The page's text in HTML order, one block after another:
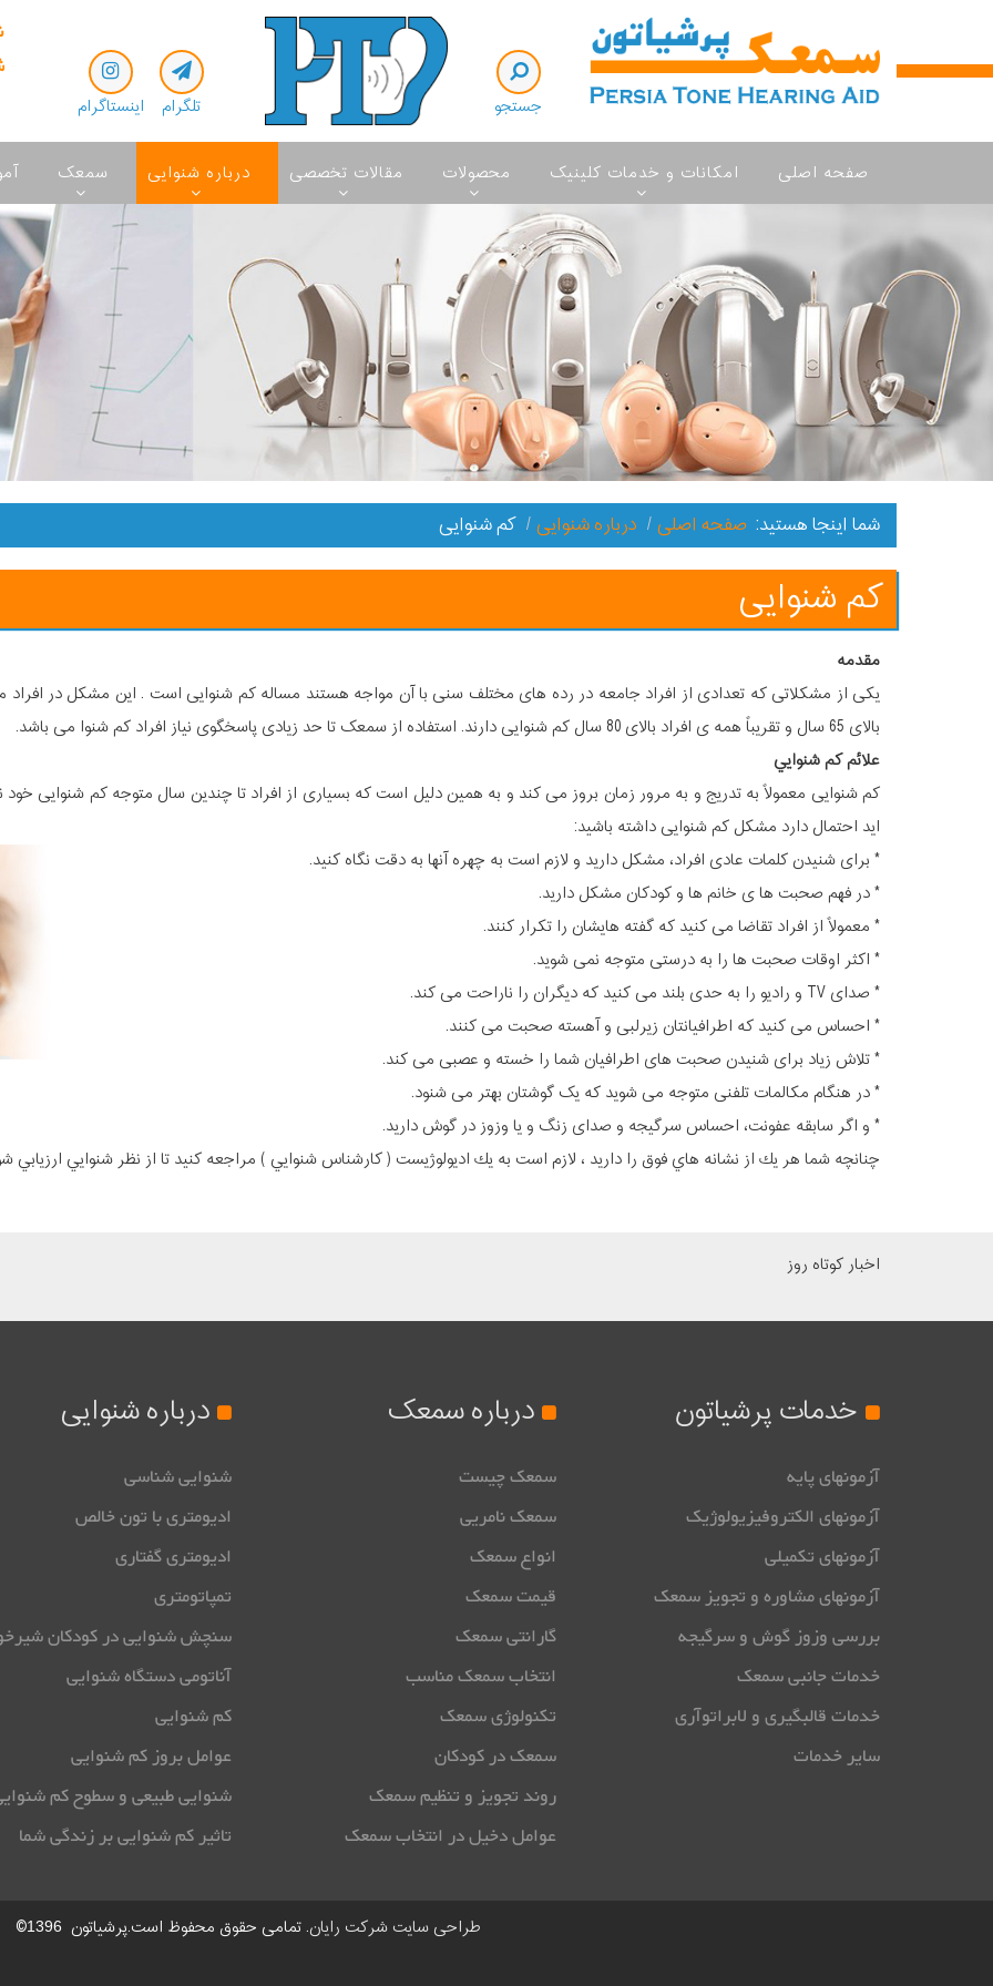
جستجو تلگرام اینستاگرام
صفحه اصلی امکانات و خدمات کلینیک محصولات مقالات تخصصی درباره شنوایی سمعک
شما اینجا هستید: صفحه اصلی درباره شنوایی کم شنوایی
کم شنوایی
مقدمه
یکی از مشکلاتی که تعدادی از افراد جامعه در رده های مختلف سنی با آن مواجه هستند مساله کم شنوایی است . این مشکل در
بالای 65 سال و تقریباً همه ی افراد بالای 80 سال کم شنوایی دارند. استفاده از سمعک تا حد زیادی پاسخگوی نیاز افراد کم شنوا می باشد.
علائم کم شنوايي
کم شنوایی معمولاً به تدریج و به مرور زمان بروز می کند و به همین دلیل است که بسیاری از افراد تا چندین سال متوجه کم شنوایی خود
اید احتمال دارد مشکل کم شنوایی داشته باشید:
* برای شنیدن کلمات عادی افراد، مشکل دارید و لازم است به چهره آنها به دقت نگاه کنید.
* در فهم صحبت ها ی خانم ها و کودکان مشکل دارید.
* معمولاً از افراد تقاضا می کنید که گفته هایشان را تکرار کنند.
* اکثر اوقات صحبت ها را به درستی متوجه نمی شوید.
* صدای TV و رادیو را به حدی بلند می کنید که دیگران را ناراحت می کند.
* احساس می کنید که اطرافیانتان زیرلبی و آهسته صحبت می کنند.
* تلاش زیاد برای شنیدن صحبت های اطرافیان شما را خسته و عصبی می کند.
* در هنگام مکالمات تلفنی متوجه می شوید که یک گوشتان بهتر می شنود.
* و اگر سابقه عفونت، احساس سرگیجه و صدای زنگ و یا وزوز در گوش دارید.
چنانچه شما هر يك از نشانه هاي فوق را داريد ، لازم است به يك اديولوژيست ( كارشناس شنوايي )‌ مراجعه كنيد تا از نظر شنوايي ارزيابي
اخبار کوتاه روز
خدمات پرشیاتون
آزمونهای پایه
آزمونهای الکتروفیزیولوژیک
آزمونهای تکمیلی
آزمونهای مشاوره و تجویز سمعک
بررسی وزوز گوش و سرگیجه
خدمات جانبی سمعک
خدمات قالبگیری و لابراتوآری
سایر خدمات
درباره سمعک
سمعک چیست
سمعک نامریی
انواع سمعک
قیمت سمعک
گارانتی سمعک
انتخاب سمعک مناسب
تکنولوژی سمعک
سمعک در کودکان
روند تجویز و تنظیم سمعک
عوامل دخیل در انتخاب سمعک
درباره شنوایی
شنوایی شناسی
ادیومتری با تون خالص
ادیومتری گفتاری
تمپاتومتری
سنچش شنوایی در کودکان
آناتومی دستگاه شنوایی
کم شنوایی
عوامل بروز کم شنوایی
شنوایی طبیعی و سطوح کم
تاثیر کم شنوایی بر زندگی شما
طراحی سایت شرکت رایان. تمامی حقوق محفوظ است.پرشیاتون ©